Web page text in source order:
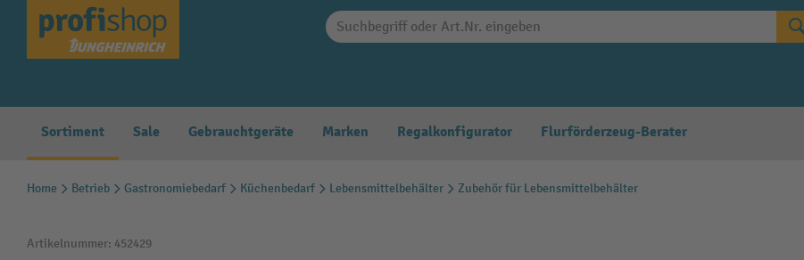
Zur Hauptnavigation springen
Sortiment Sale Gebrauchtgeräte Marken Regalkonfigurator Flurförderzeug-Berater
Home Betrieb Gastronomiebedarf Küchenbedarf Lebensmittelbehälter Zubehör für Lebensmittelbehälter
Artikelnummer: 452429